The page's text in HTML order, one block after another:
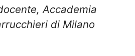
Accademia
di Milano